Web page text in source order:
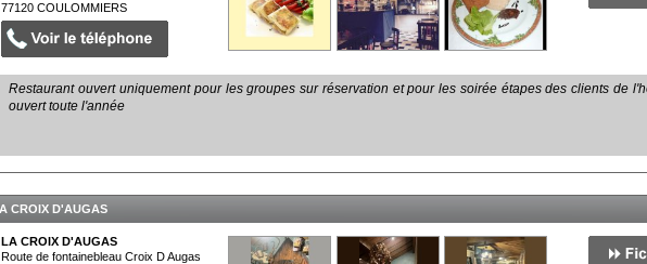
77120COULOMMIERS
Restaurant ouvert uniquement pour les groupes sur réservation et pour les soirée étapes des clients de
ouvert toute l'année
CROIX D'AUGAS
LA CROIX D'AUGAS
Route de fontainebleau Croix D Augas